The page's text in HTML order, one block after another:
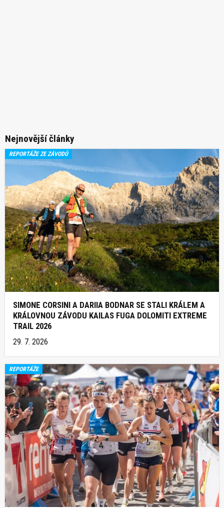
Nejnovější články
REPORTÁŽE ZE ZÁVODŮ
SIMONE CORSINI A DARIIA BODNAR SE STALI KRÁLEM A
KRÁLOVNOU ZÁVODU KAILAS FUGA DOLOMITI EXTREME
TRAIL 2026
29. 7. 2026
REPORTÁŽE